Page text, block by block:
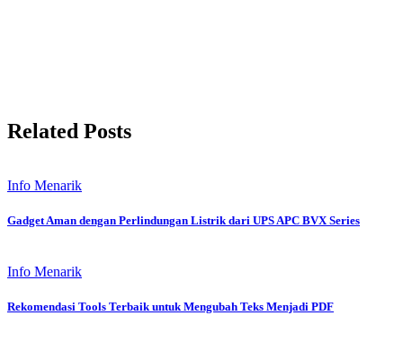
Related Posts
Info Menarik
Gadget Aman dengan Perlindungan Listrik dari UPS APC BVX Series
Info Menarik
Rekomendasi Tools Terbaik untuk Mengubah Teks Menjadi PDF